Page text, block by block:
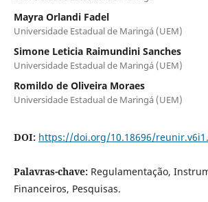
Mayra Orlandi Fadel
Universidade Estadual de Maringá (UEM)
Simone Leticia Raimundini Sanches
Universidade Estadual de Maringá (UEM)
Romildo de Oliveira Moraes
Universidade Estadual de Maringá (UEM)
DOI: https://doi.org/10.18696/
Palavras-chave: Regulamentação,
Financeiros, Pesquisas.